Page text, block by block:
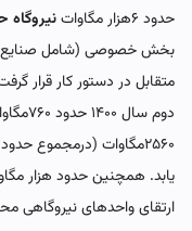
حدود ۶‌هزار مگاوات
نیروگاه
بخش خصوصی (شامل صنایع)
یابد. همچنین حدود هزار
ارتقای واحدهای نیروگاهی